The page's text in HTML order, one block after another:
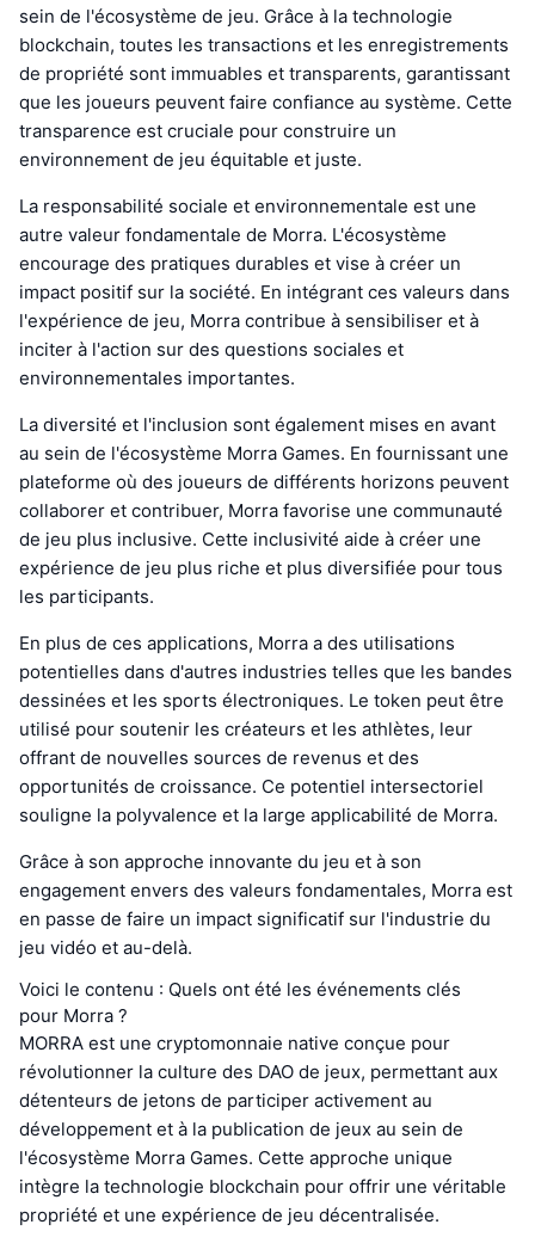
sein de l'écosystème de jeu. Grâce à la technologie
blockchain, toutes les transactions et les enregistrements
de propriété sont immuables et transparents, garantissant
que les joueurs peuvent faire confiance au système. Cette
transparence est cruciale pour construire un
environnement de jeu équitable et juste.
La responsabilité sociale et environnementale est une
autre valeur fondamentale de Morra. L'écosystème
encourage des pratiques durables et vise à créer un
impact positif sur la société. En intégrant ces valeurs dans
l'expérience de jeu, Morra contribue à sensibiliser et à
inciter à l'action sur des questions sociales et
environnementales importantes.
La diversité et l'inclusion sont également mises en avant
au sein de l'écosystème Morra Games. En fournissant une
plateforme où des joueurs de différents horizons peuvent
collaborer et contribuer, Morra favorise une communauté
de jeu plus inclusive. Cette inclusivité aide à créer une
expérience de jeu plus riche et plus diversifiée pour tous
les participants.
En plus de ces applications, Morra a des utilisations
potentielles dans d'autres industries telles que les bandes
dessinées et les sports électroniques. Le token peut être
utilisé pour soutenir les créateurs et les athlètes, leur
offrant de nouvelles sources de revenus et des
opportunités de croissance. Ce potentiel intersectoriel
souligne la polyvalence et la large applicabilité de Morra.
Grâce à son approche innovante du jeu et à son
engagement envers des valeurs fondamentales, Morra est
en passe de faire un impact significatif sur l'industrie du
jeu vidéo et au-delà.
Voici le contenu : Quels ont été les événements clés
pour Morra ?
MORRA est une cryptomonnaie native conçue pour
révolutionner la culture des DAO de jeux, permettant aux
détenteurs de jetons de participer activement au
développement et à la publication de jeux au sein de
l'écosystème Morra Games. Cette approche unique
intègre la technologie blockchain pour offrir une véritable
propriété et une expérience de jeu décentralisée.